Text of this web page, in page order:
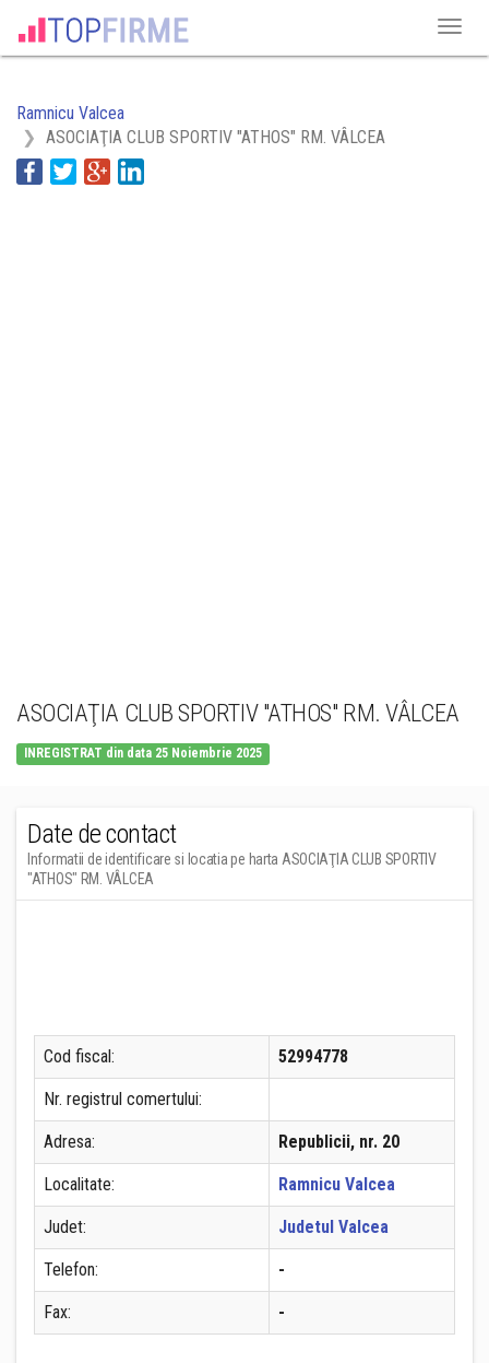
Ramnicu Valcea
ASOCIAŢIA CLUB SPORTIV "ATHOS" RM. VÂLCEA
ASOCIAŢIA CLUB SPORTIV "ATHOS" RM. VÂLCEA
INREGISTRAT din data 25 Noiembrie 2025
Date de contact
Informatii de identificare si locatia pe harta ASOCIAŢIA CLUB SPORTIV
"ATHOS" RM. VÂLCEA
Cod fiscal: 52994778
Nr. registrul comertului:
Adresa: Republicii, nr. 20
Localitate: Ramnicu Valcea
Judet: Judetul Valcea
Telefon: -
Fax: -